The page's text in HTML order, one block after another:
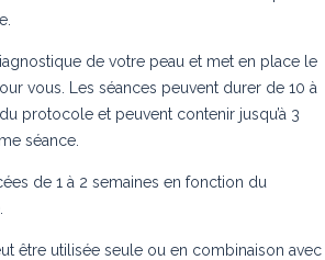
de votre peau et met en place le
vous. Les séances peuvent durer de 10 à
protocole et peuvent contenir jusqu’à 3
séance.
de 1 à 2 semaines en fonction du
être utilisée seule ou en combinaison avec